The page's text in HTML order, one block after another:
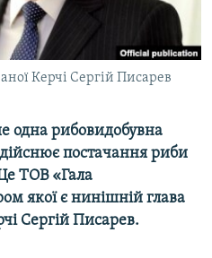
Керчі Сергій Писарев
одна рибовидобувна
постачання риби
ТОВ «Гала
якої є нинішній глава
Сергій Писарев.